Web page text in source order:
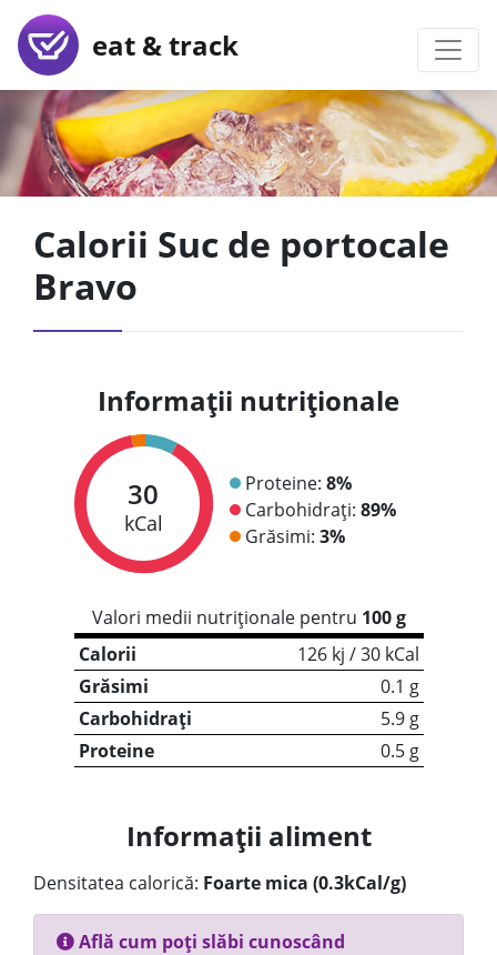
eat & track
Calorii Suc de portocale
Bravo
Informații nutriționale
30
kCal
Proteine: 8%
Carbohidrați: 89%
Grăsimi: 3%
Valori medii nutriționale pentru 100 g
Calorii
126 kj / 30 kCal
Grăsimi
0.1 g
Carbohidrați
5.9 g
Proteine
0.5 g
Informații aliment
Densitatea calorică: Foarte mica (0.3kCal/g)
Află cum poți slăbi cunoscând